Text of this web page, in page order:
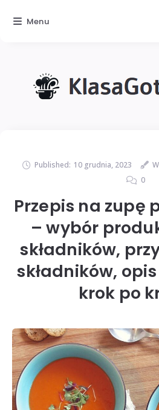
Published: 10 grudnia, 2023
0
Przepis na zupę
– wybór
składników,
składników,
krok po
Menu